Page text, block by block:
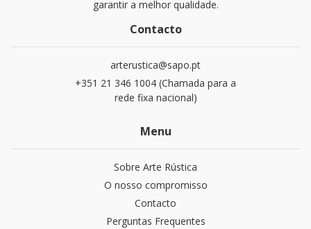
garantir a melhor qualidade.
Contacto
arterustica@sapo.pt
+351 21 346 1004 (Chamada para a
rede fixa nacional)
Menu
Sobre Arte Rústica
O nosso compromisso
Contacto
Perguntas Frequentes